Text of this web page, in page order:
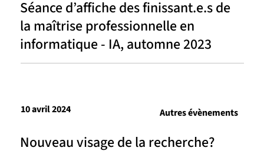
Séance d’affiche des finissant.e.s de
la maîtrise professionnelle en
informatique - IA, automne 2023
Nouveau visage de la recherche?
10 avril 2024 Autres évènements